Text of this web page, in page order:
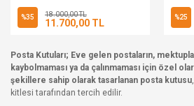
%35 18.000,00 TL
11.700,00 TL %25
Posta Kutuları; Eve gelen postaların,
kaybolmaması ya da çalınmaması için özel
şekillere sahip olarak tasarlanan posta kutusu
kitlesi tarafından tercih edilir.